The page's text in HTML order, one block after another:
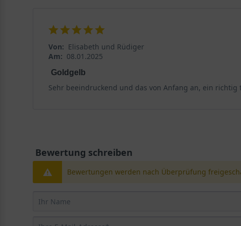
eine tiefstrebende Pfahlwurzel, die ihn beständig gegen
Sonniger bis halbschattiger Standort bietet beste
Acer platanoides ’Golden Globe‘ bevorzugt einen
bereitet keine größeren Schwierigkeiten.
Der Goldene-Kugelahorn gilt als winterhart und
kommt der Ahorn gut zurecht, sodass er für nahezu
Verwendung des Acer platanoides ’Golden Globe‘
Ahorn zu einem wunderschönen Hingucker, der sowohl
Von: Elisabeth und Rüdiger
Am: 08.01.2025
Goldgelb
Sehr beeindruckend und das von Anfang an, ein
Bewertung schreiben
Bewertungen werden nach Überprüfung